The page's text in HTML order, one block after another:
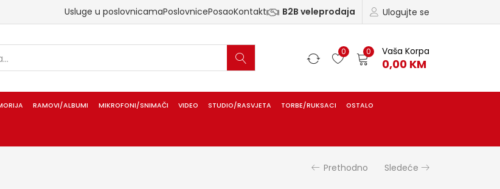
Ulogujte se
Usluge u poslovnicamaPoslovnicePosaoKontakt B2B veleprodaja
0 0 Vaša Korpa
0,00 KM
RAMOVI/ALBUMI MIKROFONI/SNIMAČI VIDEO STUDIO/RASVJETA TORBE/RUKSACI OSTALO
Prethodno Sledeće